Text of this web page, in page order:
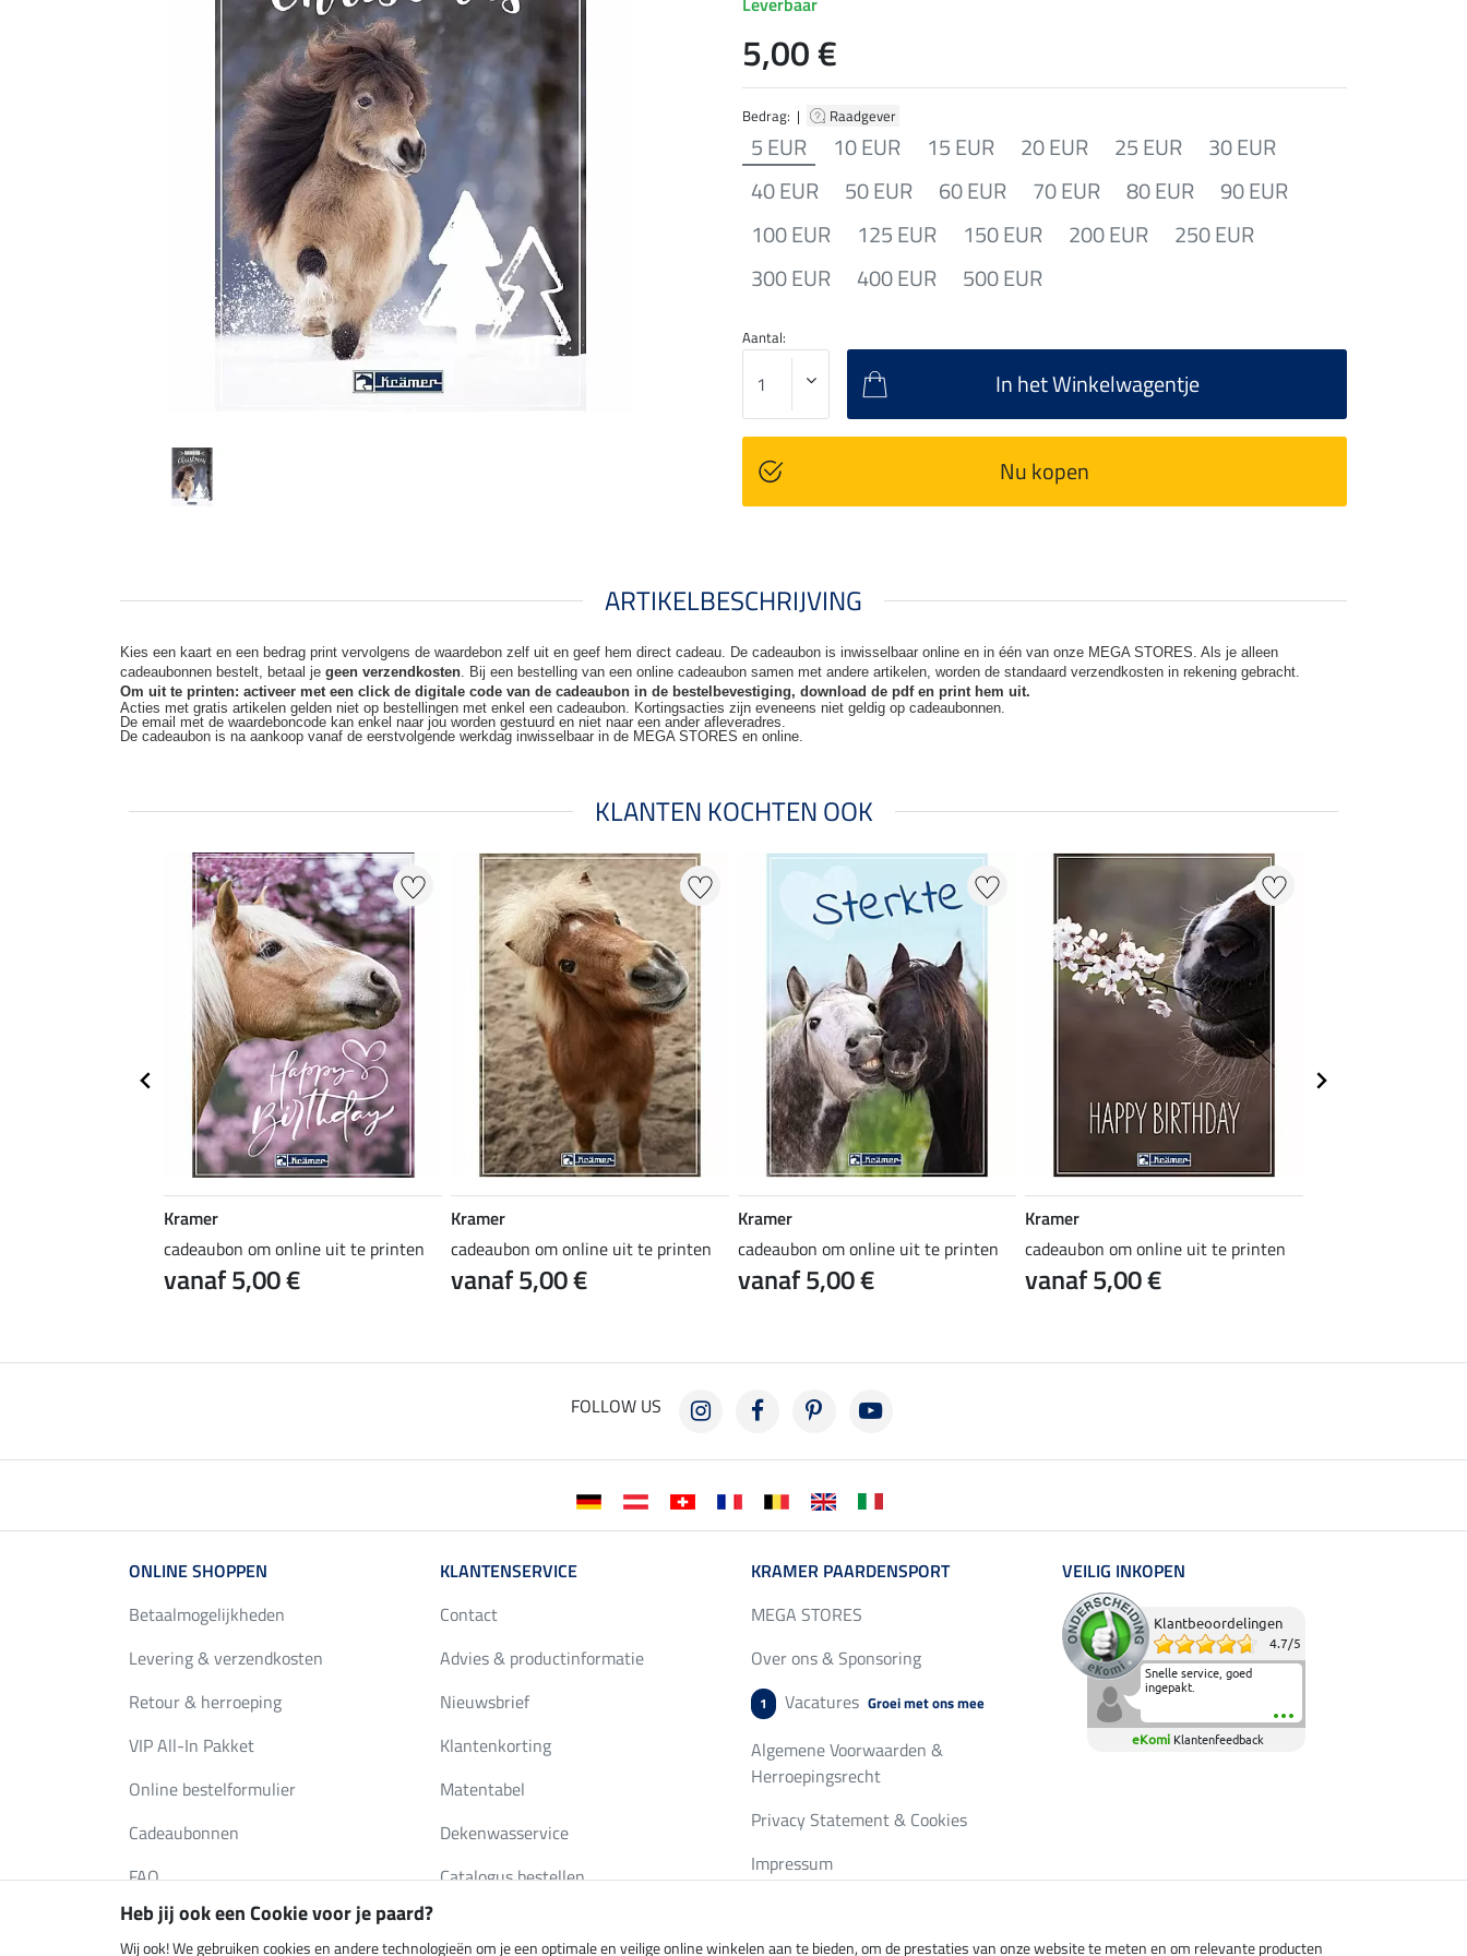
Bedrag: | Raadgever
5 EUR 10 EUR 15 EUR 20 EUR 25 EUR
30 EUR
40 EUR
50 EUR 60 EUR 70 EUR 80 EUR
90 EUR
100 EUR
125 EUR 150 EUR 200 EUR
250 EUR
300 EUR
400 EUR 500 EUR
5,00 €
Aantal:
In het Winkelwagentje
Nu kopen
ARTIKELBESCHRIJVING
Kies een kaart en een bedrag print vervolgens de waardebon zelf uit en geef hem direct cadeau. De cadeaubon is inwisselbaar online en in één van onze MEGA STORES. Als je alleen
cadeaubonnen bestelt, betaal je geen verzendkosten. Bij een bestelling van een online cadeaubon samen met andere artikelen, worden de standaard verzendkosten in rekening gebracht.
Om uit te printen: activeer met een click de digitale code van de cadeaubon in de bestelbevestiging, download de pdf en print hem uit.
Acties met gratis artikelen gelden niet op bestellingen met enkel een cadeaubon. Kortingsacties zijn eveneens niet geldig op cadeaubonnen.
De email met de waardeboncode kan enkel naar jou worden gestuurd en niet naar een ander afleveradres.
De cadeaubon is na aankoop vanaf de eerstvolgende werkdag inwisselbaar in de MEGA STORES en online.
KLANTEN KOCHTEN OOK
Kramer
cadeaubon om online uit te printen
vanaf 5,00 €
Kramer
cadeaubon om online uit te printen
vanaf 5,00 €
Kramer
cadeaubon om online uit te printen
vanaf 5,00 €
Kramer
cadeaubon om online uit te printen
vanaf 5,00 €
FOLLOW US
ONLINE SHOPPEN
Betaalmogelijkheden
Levering & verzendkosten
Retour & herroeping
VIP All-In Pakket
Online bestelformulier
Cadeaubonnen
FAQ
KLANTENSERVICE
Contact
Advies & productinformatie
Nieuwsbrief
Klantenkorting
Matentabel
Dekenwasservice
Catalogus bestellen
KRAMER PAARDENSPORT
MEGA STORES
Over ons & Sponsoring
1 Vacatures Groei met ons mee
Algemene Voorwaarden &
Herroepingsrecht
Privacy Statement & Cookies
Impressum
VEILIG INKOPEN
Klantbeoordelingen
4.7/5
Snelle service, goed
ingepakt.
eKomi Klantenfeedback
Heb jij ook een Cookie voor je paard?
Wij ook! We gebruiken cookies en andere technologieën om je een optimale en veilige online winkelen aan te bieden, om de prestaties van onze website te meten en om relevante producten